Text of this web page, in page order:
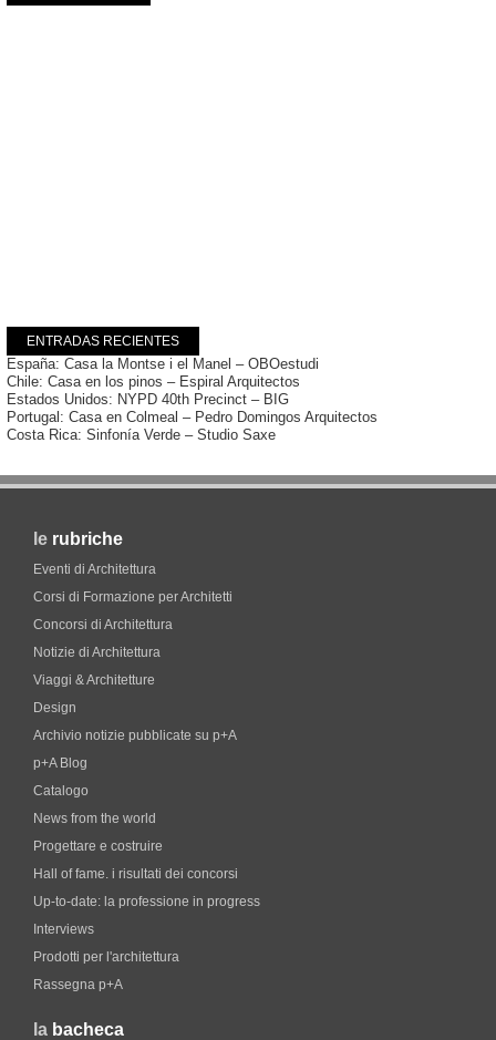
ENTRADAS RECIENTES
España: Casa la Montse i el Manel – OBOestudi
Chile: Casa en los pinos – Espiral Arquitectos
Estados Unidos: NYPD 40th Precinct – BIG
Portugal: Casa en Colmeal – Pedro Domingos Arquitectos
Costa Rica: Sinfonía Verde – Studio Saxe
le rubriche
Eventi di Architettura
Corsi di Formazione per Architetti
Concorsi di Architettura
Notizie di Architettura
Viaggi & Architetture
Design
Archivio notizie pubblicate su p+A
p+A Blog
Catalogo
News from the world
Progettare e costruire
Hall of fame. i risultati dei concorsi
Up-to-date: la professione in progress
Interviews
Prodotti per l'architettura
Rassegna p+A
la bacheca